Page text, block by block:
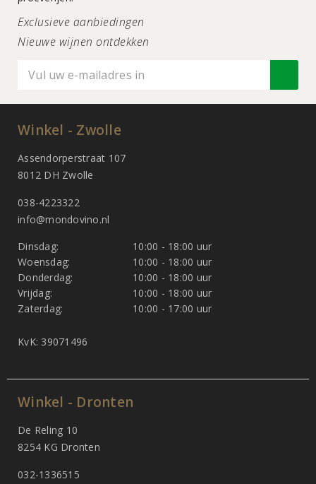
Exclusieve aanbiedingen
Nieuwe wijnen ontdekken
Winkel - Zwolle
Assendorperstraat 107
8012 DH Zwolle
038-4223322
info@mondovino.nl
Dinsdag:
10:00 - 18:00 uur
Woensdag:
10:00 - 18:00 uur
Donderdag:
10:00 - 18:00 uur
Vrijdag:
10:00 - 18:00 uur
Zaterdag:
10:00 - 17:00 uur
KvK: 39071496
Winkel - Dronten
De Reling 10
8254 KG Dronten
032-1336515